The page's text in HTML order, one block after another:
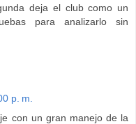
deja el club como un
para analizarlo sin
p. m.
con un gran manejo de la